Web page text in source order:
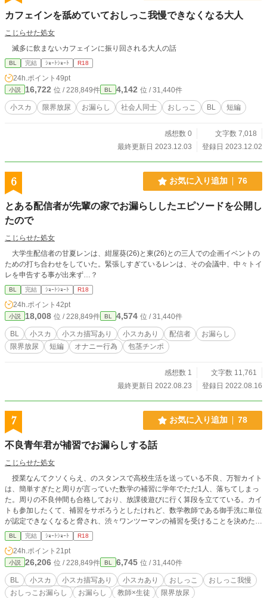
カフェインを舐めていておしっこ我慢できなくなる大人
こじらせた処女
滅多に飲まないカフェインに振り回される大人の話
BL 完結 ｼｮｰﾄｼｮｰﾄ R18
24h.ポイント 49pt
小説 16,722 位 / 228,849件 BL 4,142 位 / 31,440件
小スカ 限界放尿 お漏らし 社会人同士 おしっこ BL 短編
感想数 0
文字数 7,018
最終更新日 2023.12.03
登録日 2023.12.02
6 お気に入り追加 76
とある配信者が先輩の家でお漏らししたエピソードを公開し
たので
こじらせた処女
大学生配信者の甘夏レンは、紺屋葵(26)と東(26)との三人での企画イベントの
ための打ち合わせをしていた。緊張しすぎているレンは、その会議中、中々トイ
レを申告する事が出来ず…？
BL 完結 ｼｮｰﾄｼｮｰﾄ R18
24h.ポイント 42pt
小説 18,008 位 / 228,849件 BL 4,574 位 / 31,440件
BL 小スカ 小スカ描写あり 小スカあり 配信者
お漏らし
限界放尿
短編 オナニー行為 包茎チンポ
感想数 1
文字数 11,761
最終更新日 2022.08.23
登録日 2022.08.16
7 お気に入り追加 78
不良青年君が補習でお漏らしする話
こじらせた処女
授業なんてクソくらえ、のスタンスで高校生活を送っている不良、万智カイト
は、簡単すぎたと周りが言っていた数学の補習に学年でただ1人、落ちてしまっ
た。周りの不良仲間も合格しており、放課後遊びに行く算段を立てている。カイ
トも参加したくて、補習をサボろうとしたけれど、数学教師である御手洗に単位
が認定できなくなると脅され、渋々ワンツーマンの補習を受けることを決めた。
しかし、机に座ること自体に慣れていない彼は、早々にトイレに行くと嘘をつ
いて逃げ出す。しかし、ケータイを忘れるという大きなミスをおかし、再び戻る
ことを余儀なくされてしまう。ケータイを奪い取って帰ってしまおうとするが、
飲み物を買ってくれた御手洗に絆され、補習を受けることに決めた。机に向か
い、問題を数問こなしたところで体に異変が生じ…？
BL 完結 ｼｮｰﾄｼｮｰﾄ R18
24h.ポイント 21pt
小説 26,206 位 / 228,849件 BL 6,745 位 / 31,440件
BL 小スカ 小スカ描写あり 小スカあり おしっこ
おしっこ我慢
おしっこお漏らし
お漏らし 教師×生徒 限界放尿